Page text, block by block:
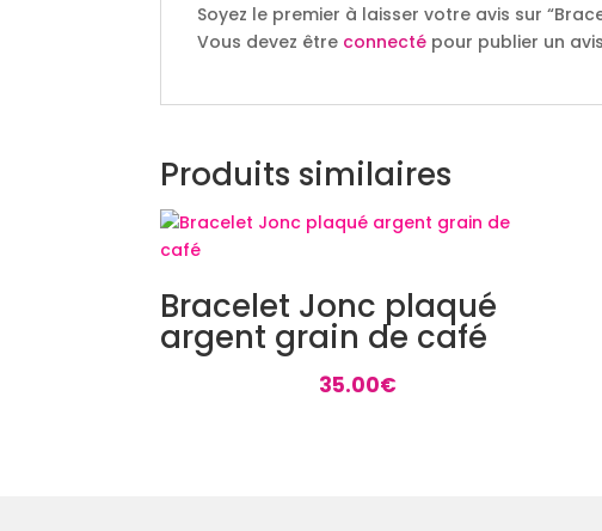
Soyez le premier à laisser votre avis sur
Vous devez être connecté pour publier un
Produits similaires
Bracelet Jonc plaqué
argent grain de café
35.00€